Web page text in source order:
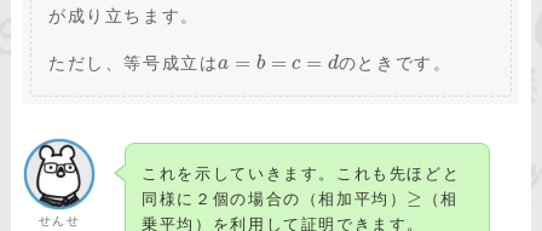
が成り立ちます。
ただし、等号成立はa = b = c = dのときです。
せんせ
これを示していきます。これも先ほどと
同様に２個の場合の（相加平均） ≥
（相
乗平均）を利用して証明できます。